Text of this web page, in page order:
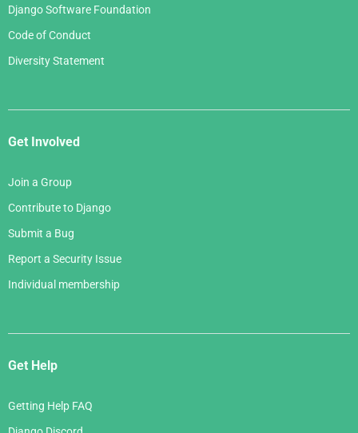
Django Software Foundation
Code of Conduct
Diversity Statement
Get Involved
Join a Group
Contribute to Django
Submit a Bug
Report a Security Issue
Individual membership
Get Help
Getting Help FAQ